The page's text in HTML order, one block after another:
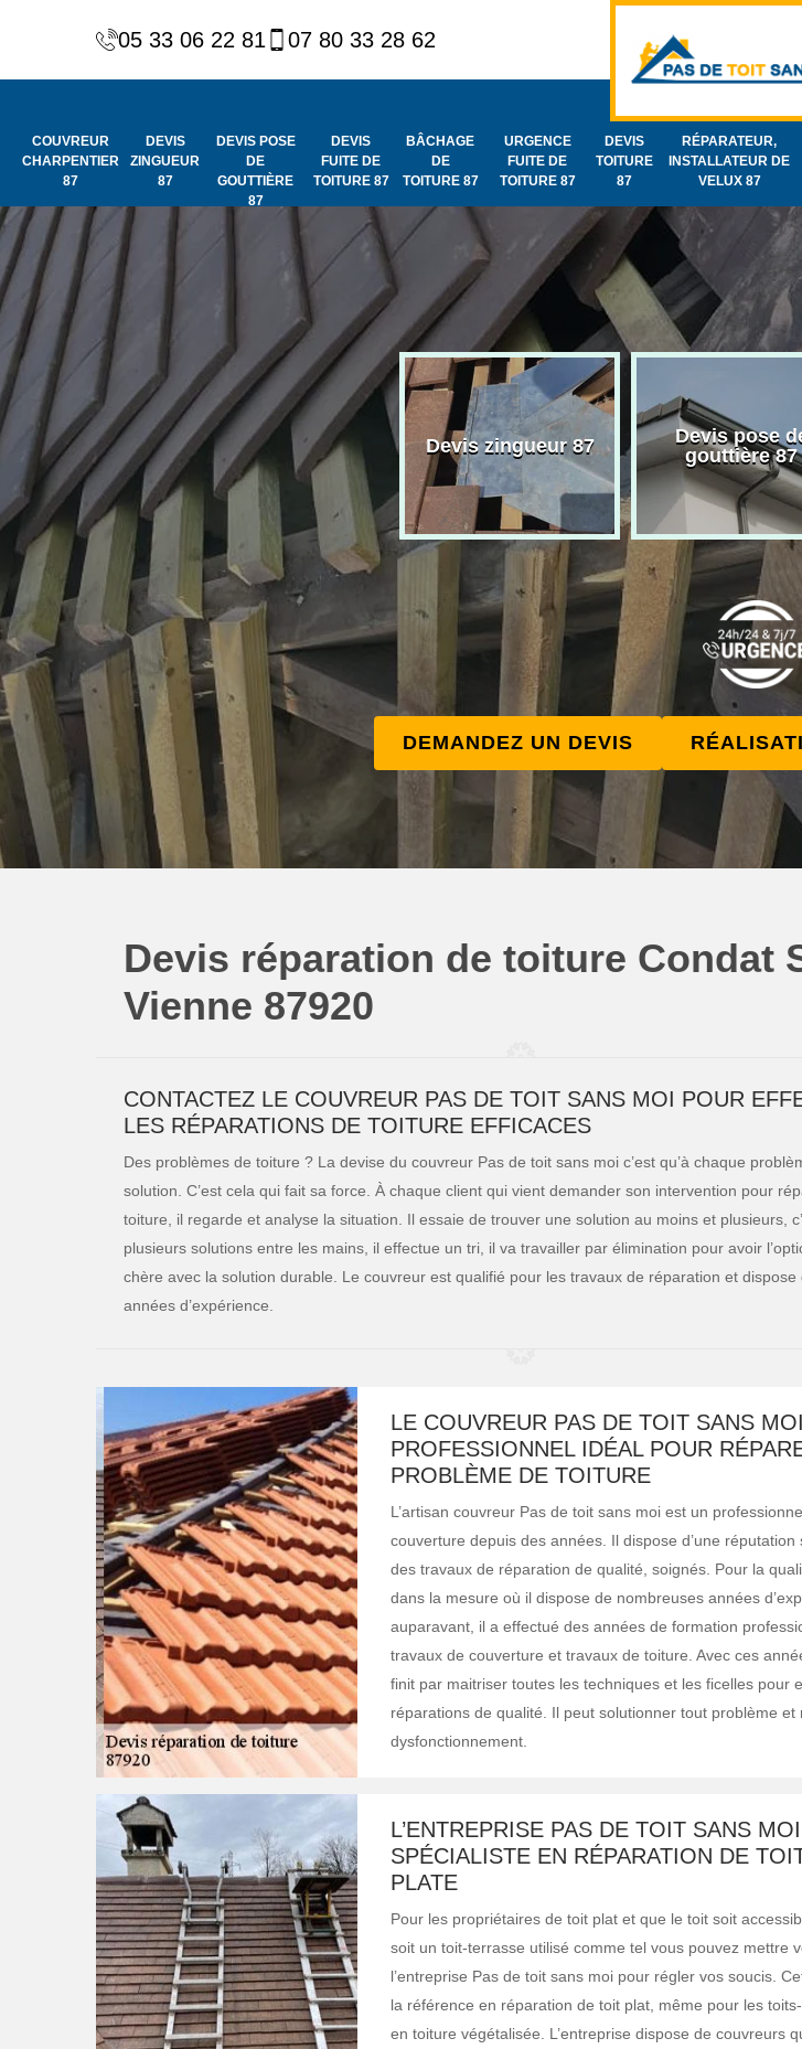
05 33 06 22 81 07 80 33 28 62
COUVREUR
CHARPENTIER
87
DEVIS
ZINGUEUR
87
DEVIS POSE
DE
GOUTTIÈRE
87
DEVIS
FUITE DE
TOITURE 87
BÂCHAGE
DE
TOITURE 87
URGENCE
FUITE DE
TOITURE 87
DEVIS
TOITURE
87
RÉPARATEUR,
INSTALLATEUR DE
VELUX 87
et
de
toiture 87
Couvreur
charpentier 87
Devis zingueur 87
Devis pose
gouttière 87
DEMANDEZ UN DEVIS
Devis réparation de toiture Condat
Vienne 87920
CONTACTEZ LE COUVREUR PAS DE TOIT SANS MOI POUR
LES RÉPARATIONS DE TOITURE EFFICACES
Des problèmes de toiture ? La devise du couvreur Pas de toit sans moi c’est qu’à chaque
solution. C’est cela qui fait sa force. À chaque client qui vient demander son intervention pour
toiture, il regarde et analyse la situation. Il essaie de trouver une solution au moins et plusieurs,
plusieurs solutions entre les mains, il effectue un tri, il va travailler par élimination pour avoir
chère avec la solution durable. Le couvreur est qualifié pour les travaux de réparation et
années d’expérience.
LE COUVREUR PAS DE TOIT SANS
PROFESSIONNEL IDÉAL POUR
PROBLÈME DE TOITURE
L’artisan couvreur Pas de toit sans moi est un
couverture depuis des années. Il dispose d’une réputation
des travaux de réparation de qualité, soignés. Pour la
dans la mesure où il dispose de nombreuses années
auparavant, il a effectué des années de formation
travaux de couverture et travaux de toiture. Avec ces
finit par maitriser toutes les techniques et les ficelles pour
réparations de qualité. Il peut solutionner tout problème et
dysfonctionnement.
L’ENTREPRISE PAS DE TOIT SANS
SPÉCIALISTE EN RÉPARATION DE
PLATE
Pour les propriétaires de toit plat et que le toit soit
soit un toit-terrasse utilisé comme tel vous pouvez mettre
l’entreprise Pas de toit sans moi pour régler vos soucis.
la référence en réparation de toit plat, même pour les
en toiture végétalisée. L’entreprise dispose de couvreurs